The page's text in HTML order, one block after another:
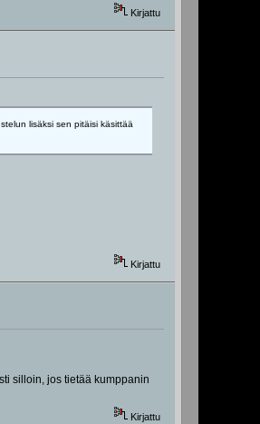
Kirjattu
lisäksi sen pitäisi käsittää
Kirjattu
silloin, jos tietää kumppanin
Kirjattu